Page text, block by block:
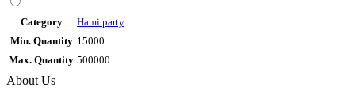
Category
Hami party
Min. Quantity 15000
Max. Quantity 500000
About Us